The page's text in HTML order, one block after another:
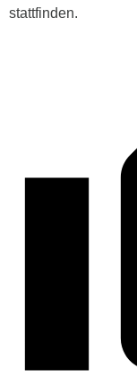
stattfinden.